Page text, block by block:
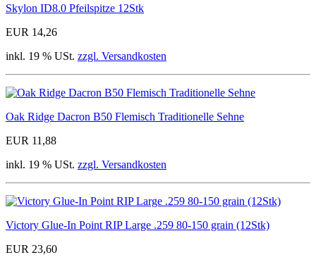
Skylon ID8.0 Pfeilspitze 12Stk
EUR 14,26
inkl. 19 % USt. zzgl. Versandkosten
Oak Ridge Dacron B50 Flemisch Traditionelle Sehne
EUR 11,88
inkl. 19 % USt. zzgl. Versandkosten
Victory Glue-In Point RIP Large .259 80-150 grain (12Stk)
EUR 23,60